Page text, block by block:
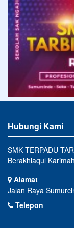
Hubungi Kami
SMK TERPADU
Berakhlaqul Karimah
Alamat
Jalan Raya
Telepon
-